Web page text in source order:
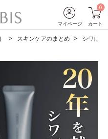
マイページ
0
カート
スキンケアのまとめ シワは